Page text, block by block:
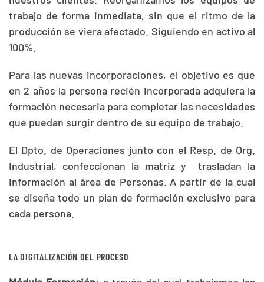
trabajo de forma inmediata, sin que el ritmo de la
producción se viera afectado. Siguiendo en activo al
100%.
Para las nuevas incorporaciones, el objetivo es que
en 2 años la persona recién incorporada adquiera la
formación necesaria para completar las necesidades
que puedan surgir dentro de su equipo de trabajo.
El Dpto. de Operaciones junto con el Resp. de Org.
Industrial, confeccionan la matriz y trasladan la
información al área de Personas. A partir de la cual
se diseña todo un plan de formación exclusivo para
cada persona.
LA DIGITALIZACIÓN DEL PROCESO